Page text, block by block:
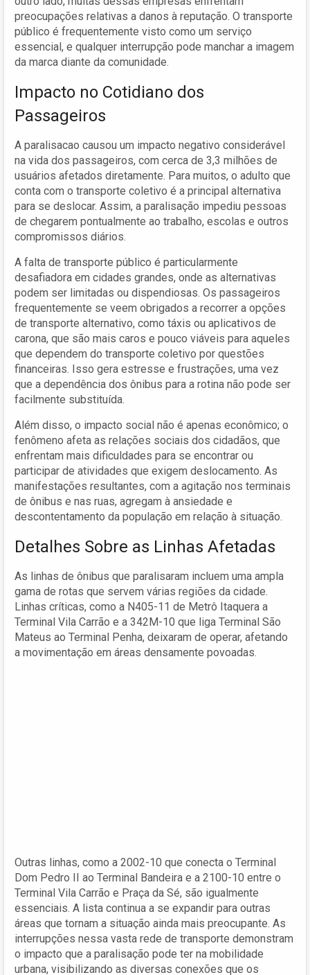
preocupações relativas a danos à reputação. O transporte
público é frequentemente visto como um serviço
essencial, e qualquer interrupção pode manchar a imagem
da marca diante da comunidade.
Impacto no Cotidiano dos
Passageiros
A paralisacao causou um impacto negativo considerável
na vida dos passageiros, com cerca de 3,3 milhões de
usuários afetados diretamente. Para muitos, o adulto que
conta com o transporte coletivo é a principal alternativa
para se deslocar. Assim, a paralisação impediu pessoas
de chegarem pontualmente ao trabalho, escolas e outros
compromissos diários.
A falta de transporte público é particularmente
desafiadora em cidades grandes, onde as alternativas
podem ser limitadas ou dispendiosas. Os passageiros
frequentemente se veem obrigados a recorrer a opções
de transporte alternativo, como táxis ou aplicativos de
carona, que são mais caros e pouco viáveis para aqueles
que dependem do transporte coletivo por questões
financeiras. Isso gera estresse e frustrações, uma vez
que a dependência dos ônibus para a rotina não pode ser
facilmente substituída.
Além disso, o impacto social não é apenas econômico; o
fenômeno afeta as relações sociais dos cidadãos, que
enfrentam mais dificuldades para se encontrar ou
participar de atividades que exigem deslocamento. As
manifestações resultantes, com a agitação nos terminais
de ônibus e nas ruas, agregam à ansiedade e
descontentamento da população em relação à situação.
Detalhes Sobre as Linhas Afetadas
As linhas de ônibus que paralisaram incluem uma ampla
gama de rotas que servem várias regiões da cidade.
Linhas críticas, como a N405-11 de Metrô Itaquera a
Terminal Vila Carrão e a 342M-10 que liga Terminal São
Mateus ao Terminal Penha, deixaram de operar, afetando
a movimentação em áreas densamente povoadas.
Outras linhas, como a 2002-10 que conecta o Terminal
Dom Pedro II ao Terminal Bandeira e a 2100-10 entre o
Terminal Vila Carrão e Praça da Sé, são igualmente
essenciais. A lista continua a se expandir para outras
áreas que tornam a situação ainda mais preocupante. As
interrupções nessa vasta rede de transporte demonstram
o impacto que a paralisação pode ter na mobilidade
urbana, visibilizando as diversas conexões que os